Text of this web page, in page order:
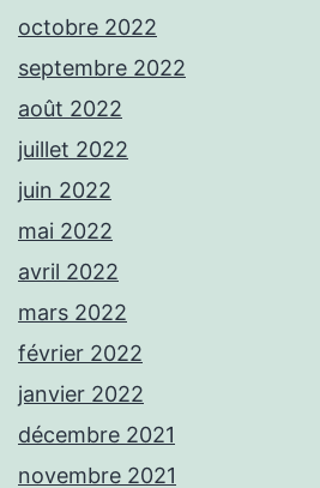
octobre 2022
septembre 2022
août 2022
juillet 2022
juin 2022
mai 2022
avril 2022
mars 2022
février 2022
janvier 2022
décembre 2021
novembre 2021